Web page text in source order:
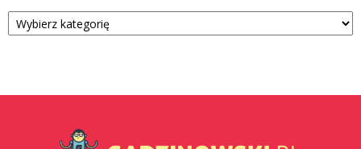
Kategorie